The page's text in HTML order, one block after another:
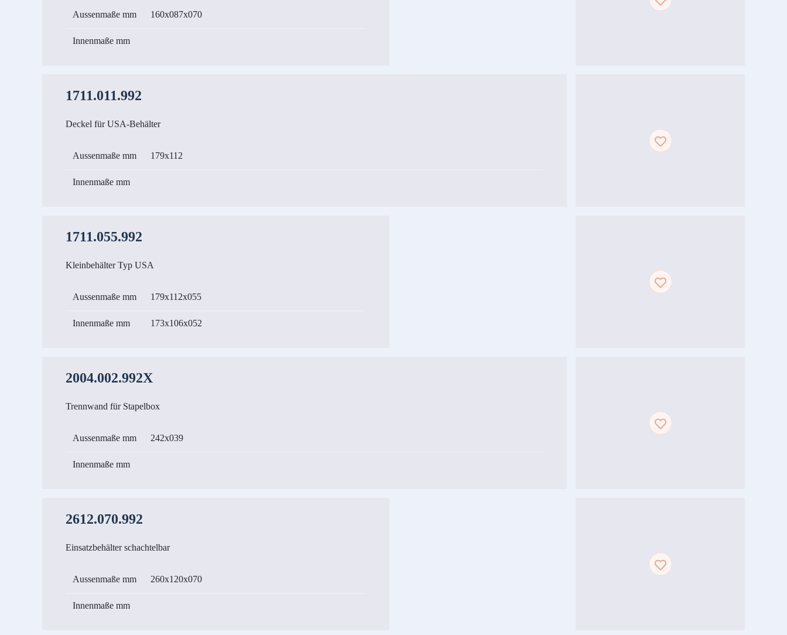
Aussenmaße mm 160x087x070
Innenmaße mm
1711.011.992
Deckel für USA-Behälter
Aussenmaße mm 179x112
Innenmaße mm
1711.055.992
Kleinbehälter Typ USA
Aussenmaße mm 179x112x055
Innenmaße mm 173x106x052
2004.002.992X
Trennwand für Stapelbox
Aussenmaße mm 242x039
Innenmaße mm
2612.070.992
Einsatzbehälter schachtelbar
Aussenmaße mm 260x120x070
Innenmaße mm